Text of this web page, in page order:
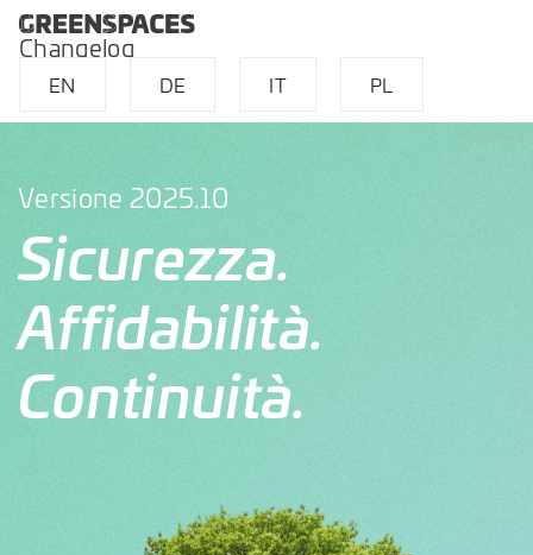
Changelog
EN DE IT PL
Versione 2025.10
Sicurezza.
Affidabilità.
Continuità.